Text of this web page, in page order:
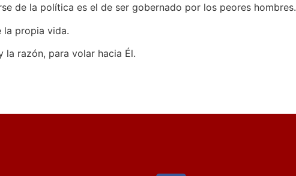
de la política es el de ser gobernado por los peores hombres.
la propia vida.
la razón, para volar hacia Él.